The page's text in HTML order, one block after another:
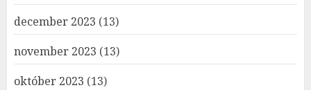
december 2023 (13)
november 2023 (13)
október 2023 (13)